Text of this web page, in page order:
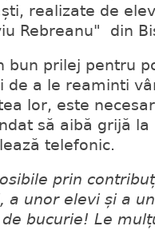
realizate de
Rebreanu" din
bun prilej pentru
de a le reaminti
lor, este
să aibă grijă
telefonic.
prin
a unor elevi și a
bucurie! Le